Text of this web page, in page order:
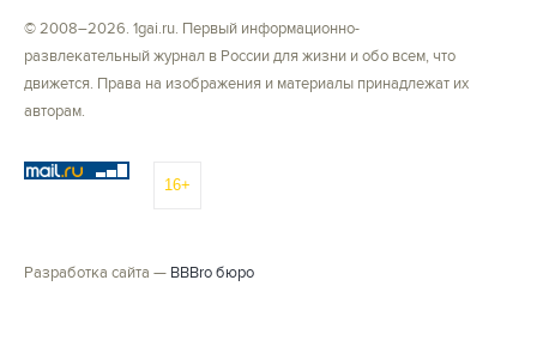
© 2008–2026. 1gai.ru. Первый информационно-
развлекательный журнал в России для жизни и обо всем, что
движется. Права на изображения и материалы принадлежат их
авторам.
16+
Разработка сайта — BBBro бюро